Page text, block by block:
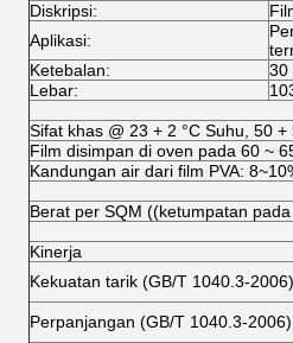
Diskripsi:
Aplikasi:
Ketebalan:
30
Lebar:
Sifat khas @ 23 + 2 °C Suhu, 50 +
Film disimpan di oven pada 60 ~
Kandungan air dari film PVA:
Berat per SQM ((ketumpatan
Kinerja
Kekuatan tarik (GB/T 1040.3-2006)
Perpanjangan (GB/T 1040.3-2006)